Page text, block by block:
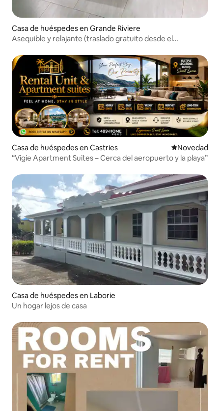
Casa de huéspedes en Grande Riviere
Asequible y relajante (traslado gratuito desde el
Casa de huéspedes en Castries Lugar para
Novedad
“Vigie Apartment Suites – Cerca del aeropuerto y la playa”
Casa de huéspedes en Laborie
Un hogar lejos de casa